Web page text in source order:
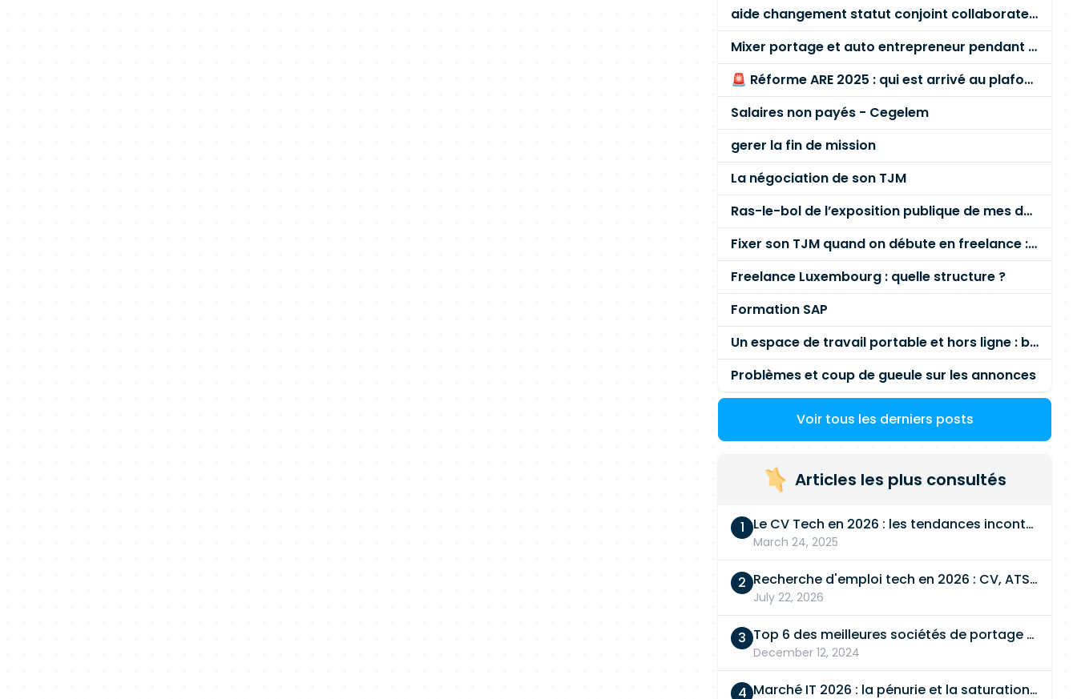
aide changement statut conjoint collaborateur
Mixer portage et auto entrepreneur pendant des années - quel risque ?
🚨 Réforme ARE 2025 : qui est arrivé au plafond des 60 % en gardant son entreprise ?
Salaires non payés - Cegelem
gerer la fin de mission
La négociation de son TJM
Ras-le-bol de l’exposition publique de mes données personnelles liées à mon entreprise
Fixer son TJM quand on débute en freelance : la méthode mathématique (et pas au feeling) 🛑
Freelance Luxembourg : quelle structure ?
Formation SAP
Un espace de travail portable et hors ligne : besoin réel ou fausse bonne idée ?
Problèmes et coup de gueule sur les annonces
Voir tous les derniers posts
Articles les plus consultés
Le CV Tech en 2026 : les tendances incontournables
March 24, 2025
Recherche d'emploi tech en 2026 : CV, ATS, entretien… On vous dit tout
July 22, 2026
Top 6 des meilleures sociétés de portage salarial
December 12, 2024
Marché IT 2026 : la pénurie et la saturation, en même temps